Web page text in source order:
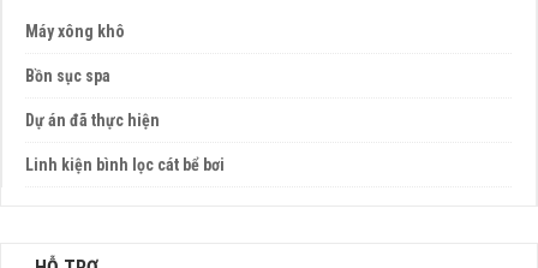
Máy xông khô
Bồn sục spa
Dự án đã thực hiện
Linh kiện bình lọc cát bể bơi